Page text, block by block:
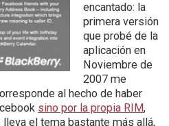
encantado: la
primera versión
que probé de la
aplicación en
Noviembre de
2007 me
al hecho de haber
sino por la propia RIM,
el tema bastante más allá,